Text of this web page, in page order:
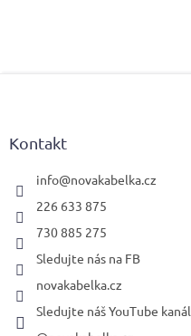
Kontakt
info@novakabelka.cz
226 633 875
730 885 275
Sledujte nás na FB
novakabelka.cz
Sledujte náš YouTube kanál